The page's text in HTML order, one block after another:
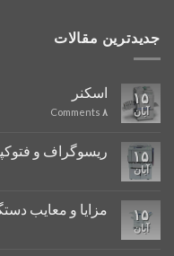
جدیدترین مقالات
۱۵
آبان
اسکنر
۸
۱۵
آبان
ریسوگراف و
۱۵
آبان
مزایا و معایب